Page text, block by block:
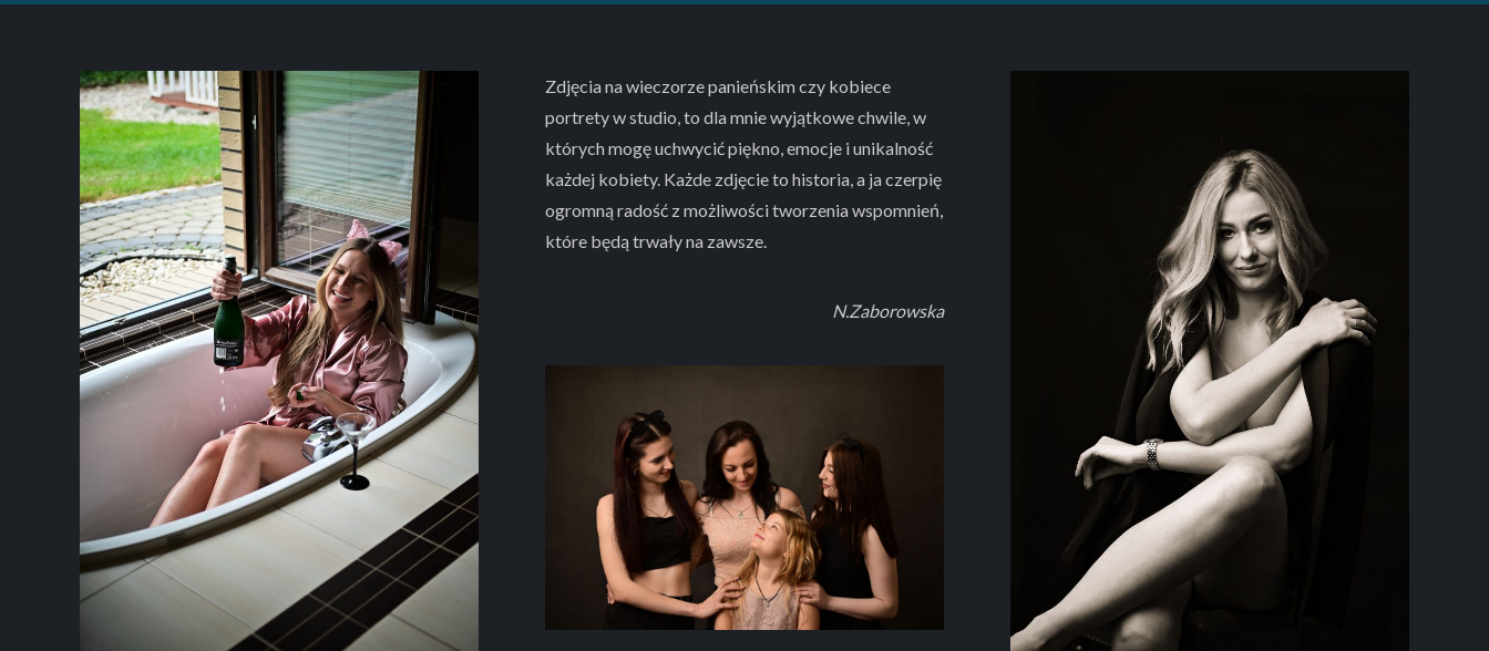
Zdjęcia na wieczorze panieńskim czy kobiece
portrety w studio, to dla mnie wyjątkowe chwile, w
których mogę uchwycić piękno, emocje i unikalność
każdej kobiety. Każde zdjęcie to historia, a ja czerpię
ogromną radość z możliwości tworzenia wspomnień,
które będą trwały na zawsze.
N.Zaborowska